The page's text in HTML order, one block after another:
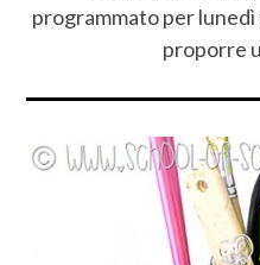
programmato per lunedì
proporre